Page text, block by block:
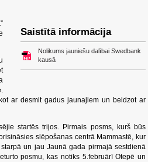
Saistītā informācija
Nolikums jauniešu dalībai Swedbank
kausā
ar desmit gadus jaunajiem un beidzot ar
startēs trijos. Pirmais posms, kurš būs
slēpošanas centrā Mammastē, kur
un jau Jaunā gada pirmajā sestdienā
posmu, kas notiks 5.februārī Otepē un